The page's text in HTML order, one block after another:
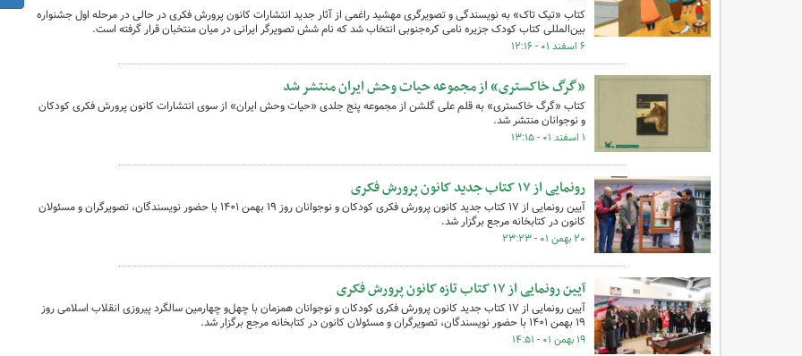
کتاب «تیک تاک» به نویسندگی و تصویرگری مهشید راغمی از آثار جدید انتشارات کانون پرورش فکری در حالی در مرحله اول جشنواره
بین‌المللی کتاب کودک جزیره نامی کره‌جنوبی انتخاب شد که نام شش تصویرگر ایرانی در میان منتخبان قرار گرفته است.
۶ اسفند ۰۱ - ۱۲:۱۶
«گرگ خاکستری» از مجموعه حیات وحش ایران منتشر شد
کتاب «گرگ خاکستری» به قلم علی گلشن از مجموعه پنج جلدی «حیات وحش ایران» از سوی انتشارات کانون پرورش فکری کودکان
و نوجوانان منتشر شد.
۱ اسفند ۰۱ - ۱۳:۱۵
رونمایی از ۱۷ کتاب جدید کانون پرورش فکری
آیین رونمایی از ۱۷ کتاب جدید کانون پرورش فکری کودکان و نوجوانان روز ۱۹ بهمن ۱۴۰۱ با حضور نویسندگان، تصویرگران و مسئولان
کانون در کتابخانه مرجع برگزار شد.
۲۰ بهمن ۰۱ - ۲۳:۲۳
آیین رونمایی از ۱۷ کتاب تازه کانون پرورش فکری
آیین رونمایی از ۱۷ کتاب جدید کانون پرورش فکری کودکان و نوجوانان همزمان با چهل‌و چهارمین سالگرد پیروزی انقلاب اسلامی روز
۱۹ بهمن ۱۴۰۱ با حضور نویسندگان، تصویرگران و مسئولان کانون در کتابخانه مرجع برگزار شد.
۱۹ بهمن ۰۱ - ۱۴:۵۱